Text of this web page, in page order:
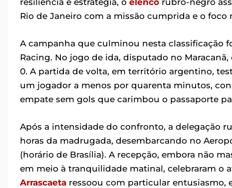
Rio de Janeiro com a missão cumprida e o
A campanha que culminou nesta classificação
Racing. No jogo de ida, disputado no
0. A partida de volta, em território argentino,
um jogador a menos por quarenta minutos,
empate sem gols que carimbou o passaporte
Após a intensidade do confronto, a delegação
horas da madrugada, desembarcando no
(horário de Brasília). A recepção, embora não
em meio à tranquilidade matinal, celebraram o
Arrascaeta ressoou com particular entusiasmo,